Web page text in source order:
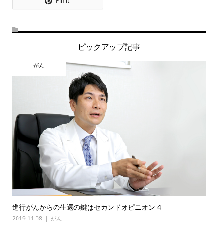
ピックアップ記事
がん
進行がんからの生還の鍵はセカンドオピニオン 4
2019.11.08 がん